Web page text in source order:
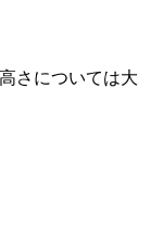
さについては大